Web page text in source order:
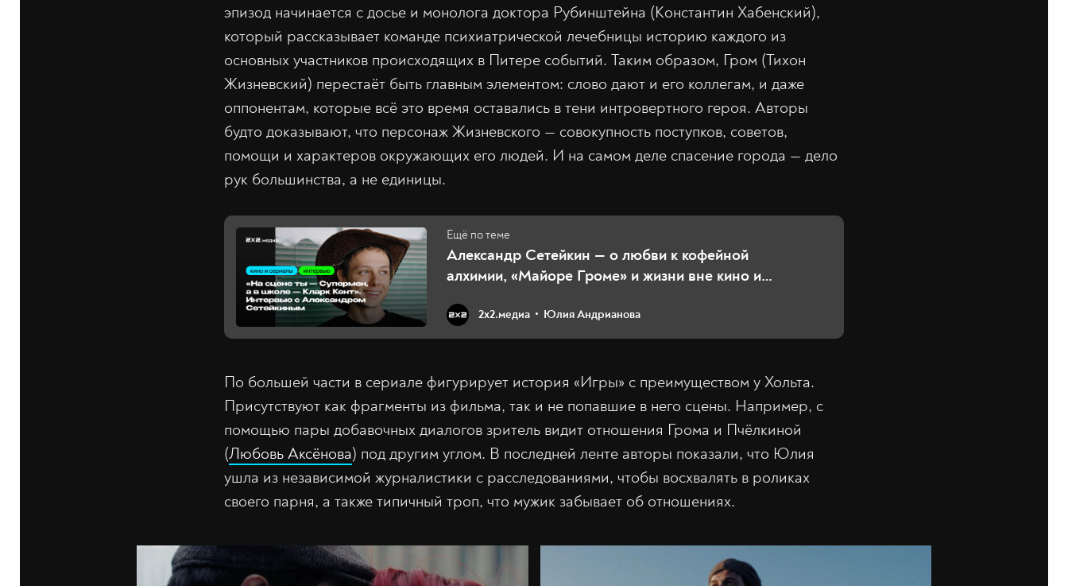
эпизод начинается с досье и монолога доктора Рубинштейна (Константин Хабенский),
который рассказывает команде психиатрической лечебницы историю каждого из
основных участников происходящих в Питере событий. Таким образом, Гром (Тихон
Жизневский) перестаёт быть главным элементом: слово дают и его коллегам, и даже
оппонентам, которые всё это время оставались в тени интровертного героя. Авторы
будто доказывают, что персонаж Жизневского — совокупность поступков, советов,
помощи и характеров окружающих его людей. И на самом деле спасение города — дело
рук большинства, а не единицы.
Александр Сетейкин — о любви к кофейной
алхимии, «Майоре Громе» и жизни вне кино и
2х2.медиа Юлия Андрианова
По большей части в сериале фигурирует история «Игры» с преимуществом у Хольта.
Присутствуют как фрагменты из фильма, так и не попавшие в него сцены. Например, с
помощью пары добавочных диалогов зритель видит отношения Грома и Пчёлкиной
(Любовь Аксёнова) под другим углом. В последней ленте авторы показали, что Юлия
ушла из независимой журналистики с расследованиями, чтобы восхвалять в роликах
своего парня, а также типичный троп, что мужик забывает об отношениях.